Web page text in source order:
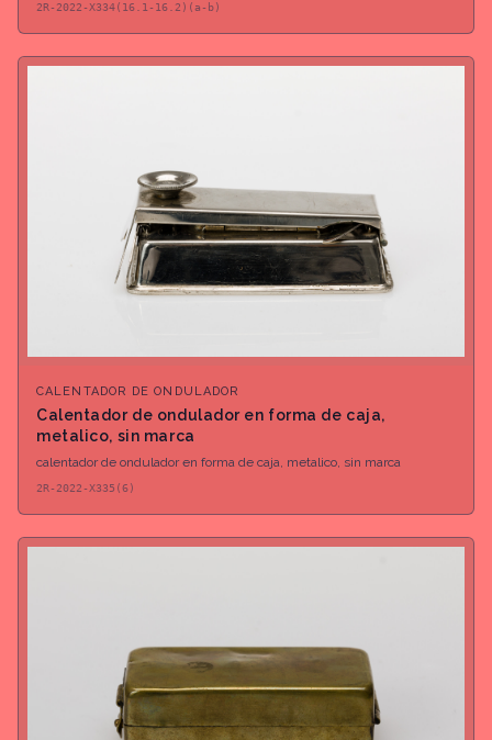
2R-2022-X334(16.1-16.2)(a-b)
CALENTADOR DE ONDULADOR
Calentador de ondulador en forma de caja,
metalico, sin marca
calentador de ondulador en forma de caja, metalico, sin marca
2R-2022-X335(6)